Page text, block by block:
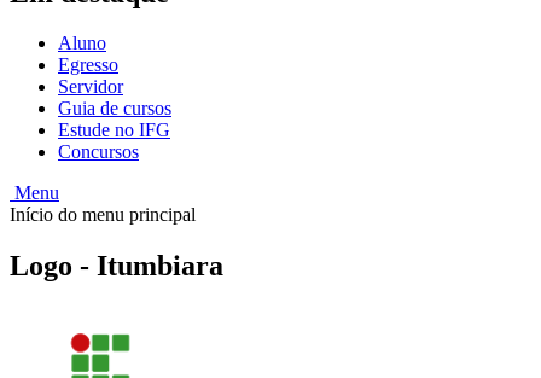
Aluno
Egresso
Servidor
Guia de cursos
Estude no IFG
Concursos
Menu
Início do menu principal
Logo - Itumbiara